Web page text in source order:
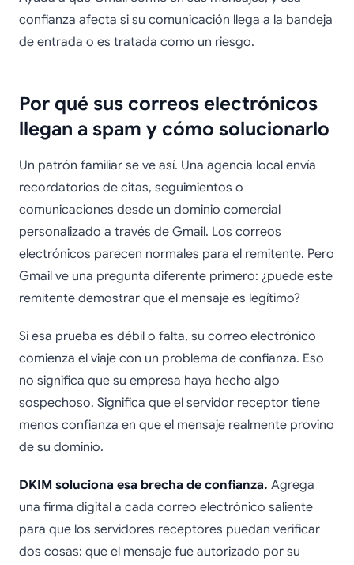
confianza afecta si su comunicación llega a la bandeja
de entrada o es tratada como un riesgo.
Por qué sus correos electrónicos
llegan a spam y cómo solucionarlo
Un patrón familiar se ve así. Una agencia local envía
recordatorios de citas, seguimientos o
comunicaciones desde un dominio comercial
personalizado a través de Gmail. Los correos
electrónicos parecen normales para el remitente. Pero
Gmail ve una pregunta diferente primero: ¿puede este
remitente demostrar que el mensaje es legítimo?
Si esa prueba es débil o falta, su correo electrónico
comienza el viaje con un problema de confianza. Eso
no significa que su empresa haya hecho algo
sospechoso. Significa que el servidor receptor tiene
menos confianza en que el mensaje realmente provino
de su dominio.
DKIM soluciona esa brecha de confianza. Agrega
una firma digital a cada correo electrónico saliente
para que los servidores receptores puedan verificar
dos cosas: que el mensaje fue autorizado por su